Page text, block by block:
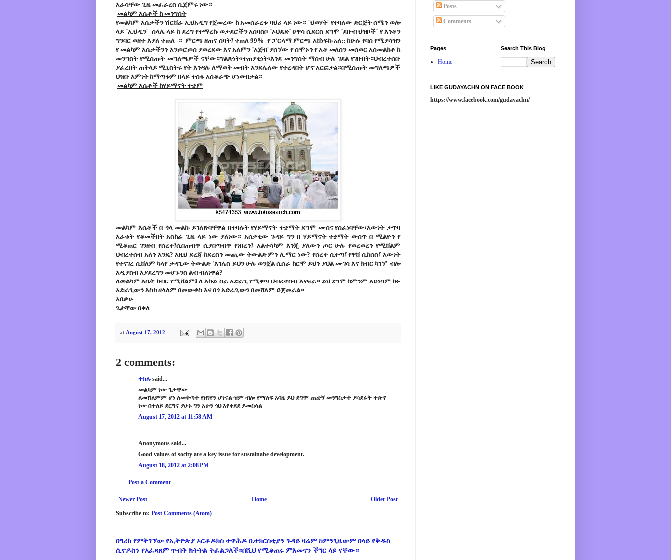
እራሳቸው ጊዜ መፈራረስ ሲጀምሩ ነው።
መልካም እሴቶች ከ መንግስት
የመልካም እሴታችን ሽርሸራ ኢህአዲግ የጀመረው ከ አመሰራረቱ ባህሪ ላይ ነው። ¨ህወሃት¨ የተባለው ድርጅት ሰሜን ወሎ
ላይ ¨ኢህዲን¨ ሰላሌ ላይ ከ ደረግ የተማረኩ ወታደሮችን አሰባስቦ ¨ኦህዴድ¨ ሀዋሳ ሲደርስ ደግሞ ¨ደቡብ ህዝቦች¨ የ እንቶን
ግንባር ወዘተ እያለ ቀጠለ ። ምርጫ ዘጠና ሰባት፤ ቀጠለ 99% የ ፓርላማ ምርጫ አሸነፍኩ አለ:: ከሁሉ የባሰ የሚያሳዝን
የ መልካም እሴታችንን እንጦሮጦስ ያወረደው እና አለምን ¨አጀብ¨ያሰኘው የ ሰሞኑን የ አቶ መለስን መሰወር አስመልክቶ ከ
መንግስት የሚሰጡት መግለጫዎች ናቸው።ግልጽነት፣ተጠያቂነት፣እንደ መንግስት ማሰብ ሁሉ ገደል የገቡበት።ህብረተሰቡ
ያፈረበት ጠቅላይ ሚኒስትሩ የት እንዳሉ ለማወቅ መብት እንደሌለው የተረዳበት ሆኖ አርፎታል።በሚሰጡት መግለጫዎች
ህዝቡ እምነት ከማጣቱም በላይ ተስፋ አስቆራጭ ሆነውበታል።
መልካም እሴቶች ከሃይማኖት ተቋም
መልካም እሴቶች በ ጎላ መልኩ ይገለጽባቸዋል በተባሉት የሃይማኖት ተቋማት ደግሞ ሙስና የሰፈነባቸው፣እውነት ታጥባ
እራቁት የቆመችበት አስከፊ ጊዜ ላይ ነው ያለነው። አሰቃቂው ጉዳይ ግን በ ሃይማኖት ተቋማት ውስጥ በ ሚልዮን የ
ሚቆጠር ገንዘብ የሰረቀ፤ሲበጠብጥ ሲያበጣብጥ የነበረን፤ አልተሳካም እንጂ ያለውን ጦር ሁሉ የወረወረን የሚሸልም
ህብረተሰብ አለን እንዴ? እዚህ ደረጃ ከደረስን መጪው ትውልድ ምን ሊማር ነው? የሰረቀ ሲቀጣ፤ የዋሸ ሲከሰስ፤ እውነት
የተናገረ ሲሸለም ካላየ ታዳጊው ትውልድ 'እገሌስ ይህን ሁሉ ወንጀል ሲሰራ ከርሞ ይህን ያህል ሙገሳ እና ክብር ካገኘ' ብሎ
እዲያስብ እያደረግን መሆኑንስ ልብ ብለነዋል?
ለመልካም እሴት ክብር የሚሸልም፤ ለ እኩይ ስራ አድራጊ የሚቀጣ ህብረተሰብ እናፍራ። ይህ ደግሞ ከምንም አይነሳም ክፉ
አድራጊውን እስከ ዘላለም በመውቀስ እና በጎ አድራጊውን በመሸለም ይጀመራል።
አበቃሁ
ጌታቸው በቀለ
at August 17, 2012
2 comments:
ተክሉ said...
መልካም ነው ጌታቸው
ለመሸለምም ሆነ ለመቅጣት የዘገየን ሆነናል ዝም ብሎ የማለፍ አባዜ ይህ ደግሞ ጨቋኝ መንግስታት ያሳደሩት ተጽኖ
ነው በተለይ ደርግና ያሁኑ ግን አሁን ጎህ እየቀደደ ይመስላል
August 17, 2012 at 11:58 AM
Anonymous said...
Good values of socity are a key issue for sustainabe development.
August 18, 2012 at 2:08 PM
Post a Comment
Newer Post Older Post
Home
Subscribe to: Post Comments (Atom)
በግሪክ የምትገኘው የኢትዮጵያ ኦርቶዶክስ ተዋሕዶ ቤተክርስቲያን ጉዳይ ዛሬም ከምንጊዜውም በላይ የቅዱስ
ሲኖዶስን የአፈጻጸም ጥብቅ ክትትል ትፈልጋለች።በሺህ የሚቆጠሩ ምእመናን ችግር ላይ ናቸው።
Posts
Comments
Pages
Home
Search This Blog
LIKE GUDAYACHN ON FACE BOOK
https://www.facebook.com/gudayachn/